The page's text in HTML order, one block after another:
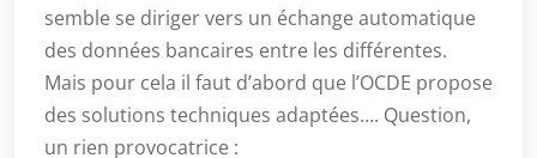
semble se diriger vers un échange automatique
des données bancaires entre les différentes.
Mais pour cela il faut d’abord que l’OCDE propose
des solutions techniques adaptées…. Question,
un rien provocatrice :